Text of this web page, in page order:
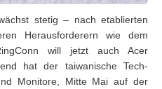
stetig – nach etablierten
Herausforderern wie dem
will jetzt auch Acer
hat der taiwanische Tech-
Monitore, Mitte Mai auf der